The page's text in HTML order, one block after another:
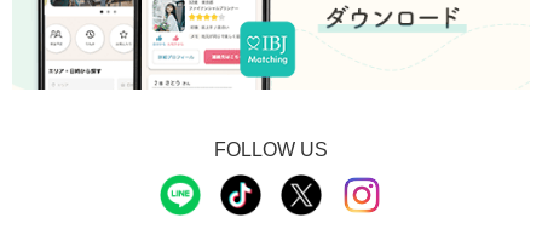
FOLLOW US